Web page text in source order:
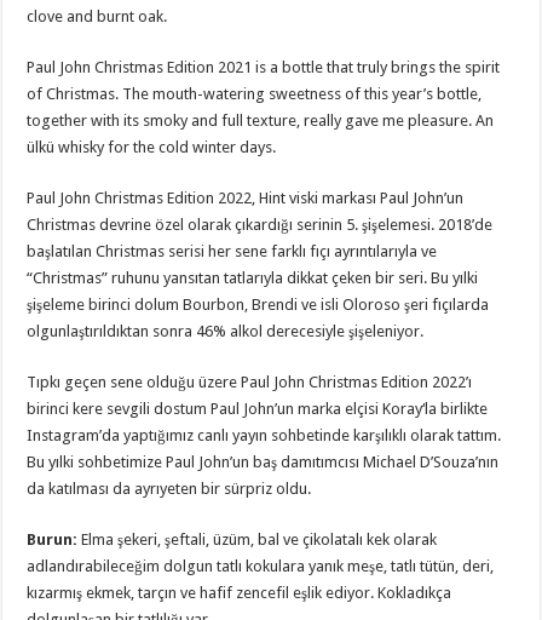
clove and burnt oak.
Paul John Christmas Edition 2021 is a bottle that truly brings the spirit
of Christmas. The mouth-watering sweetness of this year’s bottle,
together with its smoky and full texture, really gave me pleasure. An
ülkü whisky for the cold winter days.
Paul John Christmas Edition 2022, Hint viski markası Paul John’un
Christmas devrine özel olarak çıkardığı serinin 5. şişelemesi. 2018’de
başlatılan Christmas serisi her sene farklı fıçı ayrıntılarıyla ve
“Christmas” ruhunu yansıtan tatlarıyla dikkat çeken bir seri. Bu yılki
şişeleme birinci dolum Bourbon, Brendi ve isli Oloroso şeri fıçılarda
olgunlaştırıldıktan sonra 46% alkol derecesiyle şişeleniyor.
Tıpkı geçen sene olduğu üzere Paul John Christmas Edition 2022’ı
birinci kere sevgili dostum Paul John’un marka elçisiKoray‘la birlikte
Instagram’da yaptığımız canlı yayın sohbetinde karşılıklı olarak tattım.
Bu yılki sohbetimize Paul John’un baş damıtımcısı Michael D’Souza’nın
da katılması da ayrıyeten bir sürpriz oldu.
Burun: Elma şekeri, şeftali, üzüm, bal ve çikolatalı kek olarak
adlandırabileceğim dolgun tatlı kokulara yanık meşe, tatlı tütün, deri,
kızarmış ekmek, tarçın ve hafif zencefil eşlik ediyor. Kokladıkça